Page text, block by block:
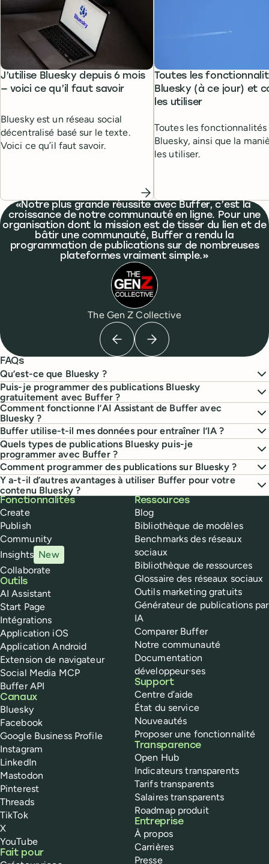
J’utilise Bluesky depuis 6 mois
— voici ce qu’il faut savoir
Bluesky est un réseau social
décentralisé basé sur le texte.
Voici ce qu’il faut savoir.
Toutes les
Bluesky (à ce jour) et
les utiliser
Toutes les fonctionnalités
Bluesky, ainsi que la
les utiliser.
What people are saying
Notre plus grande réussite avec Buffer, c’est la
croissance de notre communauté en ligne. Pour une
organisation dont la mission est de tisser du lien et de
bâtir une communauté, Buffer a rendu la
programmation de publications sur de nombreuses
plateformes vraiment simple.
The Gen Z Collective
Previous testimonial
Next testimonial
FAQs
Qu’est-ce que Bluesky ?
Puis-je programmer des publications Bluesky
gratuitement avec Buffer ?
Comment fonctionne l’AI Assistant de Buffer avec
Bluesky ?
Buffer utilise-t-il mes données pour entraîner l’IA ?
Quels types de publications Bluesky puis-je
programmer avec Buffer ?
Comment programmer des publications sur Bluesky ?
Y a-t-il d’autres avantages à utiliser Buffer pour votre
contenu Bluesky ?
Buffer
Fonctionnalités
Create
Publish
Community
Insights New
Collaborate
Outils
AI Assistant
Start Page
Intégrations
Application iOS
Application Android
Extension de navigateur
Social Media MCP
Buffer API
Canaux
Bluesky
Facebook
Google Business Profile
Instagram
LinkedIn
Mastodon
Pinterest
Threads
TikTok
X
YouTube
Fait pour
Ressources
Blog
Bibliothèque de modèles
Benchmarks des réseaux
sociaux
Bibliothèque de ressources
Glossaire des réseaux sociaux
Outils marketing gratuits
Générateur de publications par
IA
Comparer Buffer
Notre communauté
Documentation
développeur·ses
Support
Centre d’aide
État du service
Nouveautés
Proposer une fonctionnalité
Transparence
Open Hub
Indicateurs transparents
Tarifs transparents
Salaires transparents
Roadmap produit
Entreprise
À propos
Carrières
Presse